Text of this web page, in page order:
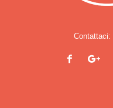
Contattaci: